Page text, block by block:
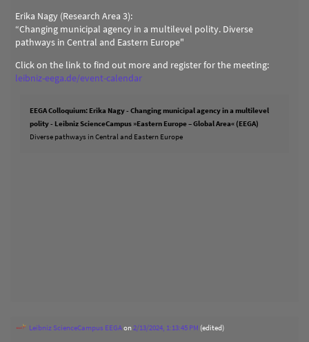
Erika Nagy (Research Area 3):
“Changing municipal agency in a multilevel polity. Diverse
pathways in Central and Eastern Europe"
Click on the link to find out more and register for the meeting:
leibniz-eega.de/event-calendar
EEGA Colloquium: Erika Nagy - Changing municipal agency in a multilevel
polity - Leibniz ScienceCampus »Eastern Europe – Global Area« (EEGA)
Diverse pathways in Central and Eastern Europe
Leibniz ScienceCampus EEGAon2/13/2024, 1:13:45 PM (edited)